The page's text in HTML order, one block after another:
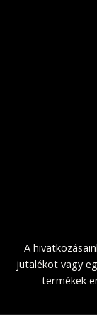
A
jutalékot vagy
termékek